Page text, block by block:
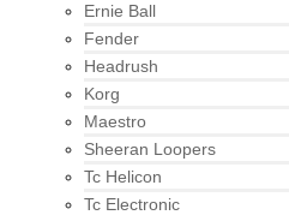
Ernie Ball
Fender
Headrush
Korg
Maestro
Sheeran Loopers
Tc Helicon
Tc Electronic